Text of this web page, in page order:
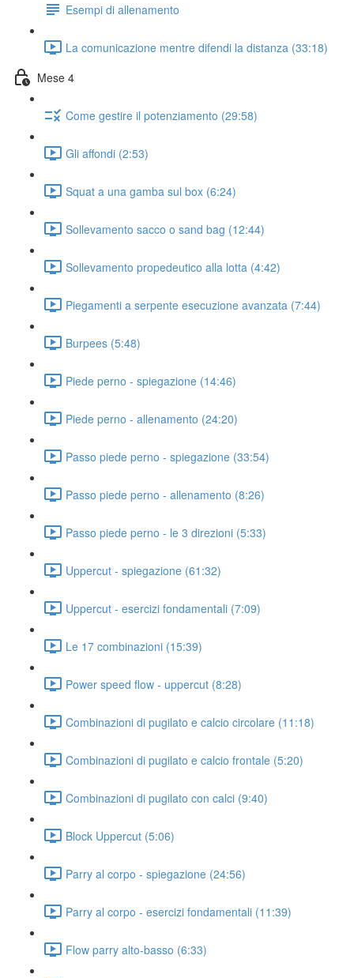
Esempi di allenamento
La comunicazione mentre difendi la distanza (33:18)
Mese 4
Come gestire il potenziamento (29:58)
Gli affondi (2:53)
Squat a una gamba sul box (6:24)
Sollevamento sacco o sand bag (12:44)
Sollevamento propedeutico alla lotta (4:42)
Piegamenti a serpente esecuzione avanzata (7:44)
Burpees (5:48)
Piede perno - spiegazione (14:46)
Piede perno - allenamento (24:20)
Passo piede perno - spiegazione (33:54)
Passo piede perno - allenamento (8:26)
Passo piede perno - le 3 direzioni (5:33)
Uppercut - spiegazione (61:32)
Uppercut - esercizi fondamentali (7:09)
Le 17 combinazioni (15:39)
Power speed flow - uppercut (8:28)
Combinazioni di pugilato e calcio circolare (11:18)
Combinazioni di pugilato e calcio frontale (5:20)
Combinazioni di pugilato con calci (9:40)
Block Uppercut (5:06)
Parry al corpo - spiegazione (24:56)
Parry al corpo - esercizi fondamentali (11:39)
Flow parry alto-basso (6:33)